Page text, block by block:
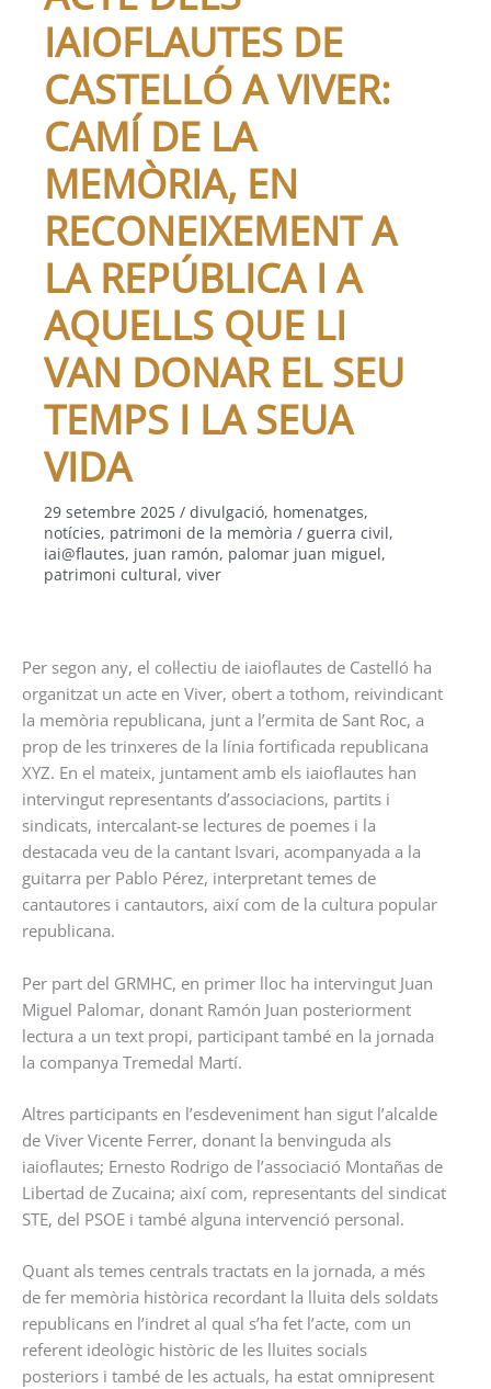
IAIOFLAUTES DE
CASTELLÓ A VIVER:
CAMÍ DE LA
MEMÒRIA, EN
RECONEIXEMENT A
LA REPÚBLICA I A
AQUELLS QUE LI
VAN DONAR EL SEU
TEMPS I LA SEUA
VIDA
29 setembre 2025 / divulgació, homenatges,
notícies, patrimoni de la memòria / guerra civil,
iai@flautes, juan ramón, palomar juan miguel,
patrimoni cultural, viver
Per segon any, el col·lectiu de iaioflautes de Castelló ha
organitzat un acte en Viver, obert a tothom, reivindicant
la memòria republicana, junt a l’ermita de Sant Roc, a
prop de les trinxeres de la línia fortificada republicana
XYZ. En el mateix, juntament amb els iaioflautes han
intervingut representants d’associacions, partits i
sindicats, intercalant-se lectures de poemes i la
destacada veu de la cantant Isvari, acompanyada a la
guitarra per Pablo Pérez, interpretant temes de
cantautores i cantautors, així com de la cultura popular
republicana.
Per part del GRMHC, en primer lloc ha intervingut Juan
Miguel Palomar, donant Ramón Juan posteriorment
lectura a un text propi, participant també en la jornada
la companya Tremedal Martí.
Altres participants en l’esdeveniment han sigut l’alcalde
de Viver Vicente Ferrer, donant la benvinguda als
iaioflautes; Ernesto Rodrigo de l’associació Montañas de
Libertad de Zucaina; així com, representants del sindicat
STE, del PSOE i també alguna intervenció personal.
Quant als temes centrals tractats en la jornada, a més
de fer memòria històrica recordant la lluita dels soldats
republicans en l’indret al qual s’ha fet l’acte, com un
referent ideològic històric de les lluites socials
posteriors i també de les actuals, ha estat omnipresent